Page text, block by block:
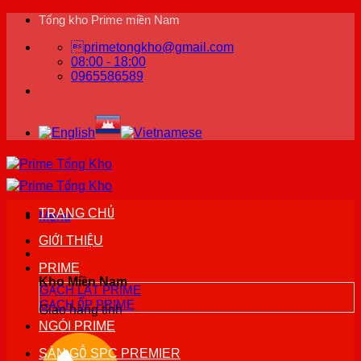
Tổng kho Prime miền Nam
primetongkho@gmail.com
08:00 - 18:00
0965586589
Menu
Kho Miền Nam
Giao hàng tỉnh
TRANG CHỦ
GIỚI THIỆU
PRIME
GẠCH LÁT PRIME
GẠCH ỐP PRIME
NGÓI PRIME
SÀN GỖ SPC PREMIER